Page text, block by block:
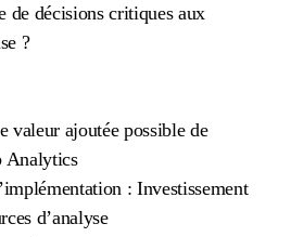
de décisions critiques aux
?
valeur ajoutée possible de
Analytics
: Investissement
d’analyse